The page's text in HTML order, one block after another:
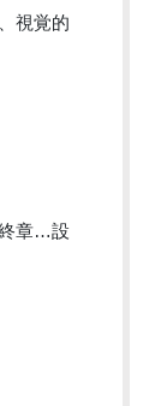
視覚的
章…設